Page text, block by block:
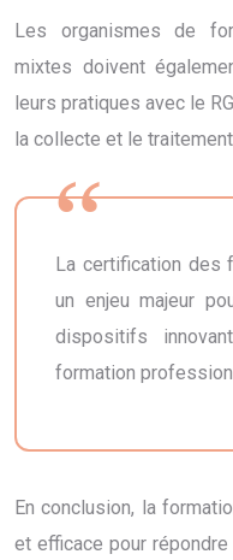
Les organismes de
mixtes doivent
leurs pratiques avec le
la collecte et le
La certification des
un enjeu majeur
dispositifs
formation
En conclusion, la
et efficace pour